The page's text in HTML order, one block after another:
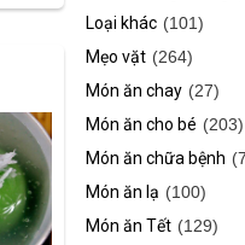
Loại khác (101)
Mẹo vặt (264)
Món ăn chay (27)
Món ăn cho bé (203)
Món ăn chữa bệnh
Món ăn lạ (100)
Món ăn Tết (129)